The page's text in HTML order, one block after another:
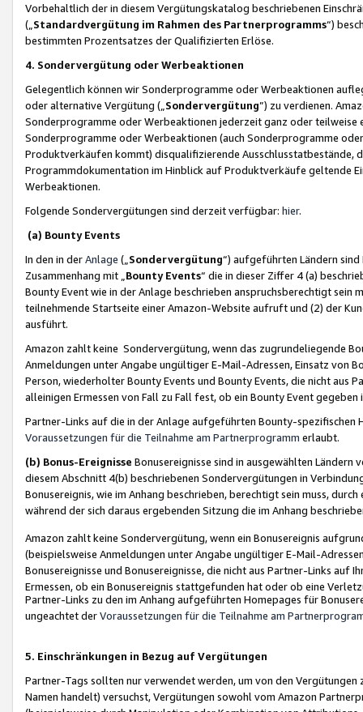
Vorbehaltlich der in diesem Vergütungskatalog beschriebenen
(„ Standardvergütung im Rahmen des Partnerprogramms“)
bestimmten Prozentsatzes der Qualifizierten Erlöse.
4. Sondervergütung oder Werbeaktionen
Gelegentlich können wir Sonderprogramme oder Werbeaktionen
oder alternative Vergütung („ Sondervergütung”) zu verdienen.
Sonderprogramme oder Werbeaktionen jederzeit ganz oder
Sonderprogramme oder Werbeaktionen (auch Sonderprogramme
Produktverkäufen kommt) disqualifizierende Ausschlusstatbestände,
Programmdokumentation im Hinblick auf Produktverkäufe geltende
Werbeaktionen.
Folgende Sondervergütungen sind derzeit verfügbar: hier.
(a) Bounty Events
In den in derAnlage („ Sondervergütung“) aufgeführten Ländern
Zusammenhang mit „ Bounty Events“ die in dieser Ziffer 4 (a)
Bounty Event wie in der Anlage beschrieben anspruchsberechtigt sein
teilnehmende Startseite einer Amazon-Website aufruft und (2) der
ausführt.
Amazon zahlt keine Sondervergütung, wenn das zugrundeliegende
Anmeldungen unter Angabe ungültiger E-Mail-Adressen, Einsatz von
Person, wiederholter Bounty Events und Bounty Events, die nicht
alleinigen Ermessen von Fall zu Fall fest, ob ein Bounty Event
Partner-Links auf die in der Anlage aufgeführten Bounty-spezifischen
Voraussetzungen für die Teilnahme am Partnerprogramm erlaubt.
(b) Bonus-Ereignisse Bonusereignisse sind in ausgewählten Ländern
diesem Abschnitt 4(b) beschriebenen Sondervergütungen in
Bonusereignis, wie im Anhang beschrieben, berechtigt sein muss,
während der sich daraus ergebenden Sitzung die im Anhang
Amazon zahlt keine Sondervergütung, wenn ein Bonusereignis
(beispielsweise Anmeldungen unter Angabe ungültiger E-Mail-
Bonusereignisse und Bonusereignisse, die nicht aus Partner-Links auf
Ermessen, ob ein Bonusereignis stattgefunden hat oder ob eine
Partner-Links zu den im Anhang aufgeführten Homepages für
ungeachtet derVoraussetzungen für die Teilnahme am
5. Einschränkungen in Bezug auf Vergütungen
Partner-Tags sollten nur verwendet werden, um von den
Namen handelt) versuchst, Vergütungen sowohl vom Amazon